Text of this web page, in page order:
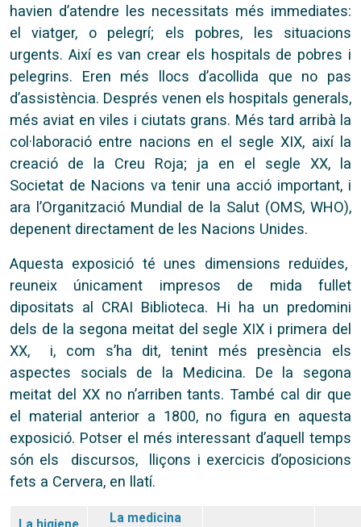
havien d’atendre les necessitats més immediates:
el viatger, o pelegrí; els pobres, les situacions
urgents. Així es van crear els hospitals de pobres i
pelegrins. Eren més llocs d’acollida que no pas
d’assistència. Després venen els hospitals generals,
més aviat en viles i ciutats grans. Més tard arribà la
col·laboració entre nacions en el segle XIX, així la
creació de la Creu Roja; ja en el segle XX, la
Societat de Nacions va tenir una acció important, i
ara l’Organització Mundial de la Salut (OMS, WHO),
depenent directament de les Nacions Unides.
Aquesta exposició té unes dimensions reduïdes,
reuneix únicament impresos de mida fullet
dipositats al CRAI Biblioteca. Hi ha un predomini
dels de la segona meitat del segle XIX i primera del
XX, i, com s’ha dit, tenint més presència els
aspectes socials de la Medicina. De la segona
meitat del XX no n’arriben tants. També cal dir que
el material anterior a 1800, no figura en aquesta
exposició. Potser el més interessant d’aquell temps
són els discursos, lliçons i exercicis d’oposicions
fets a Cervera, en llatí.
La medicina